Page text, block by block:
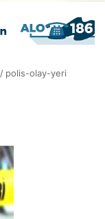
/ polis-olay-yeri